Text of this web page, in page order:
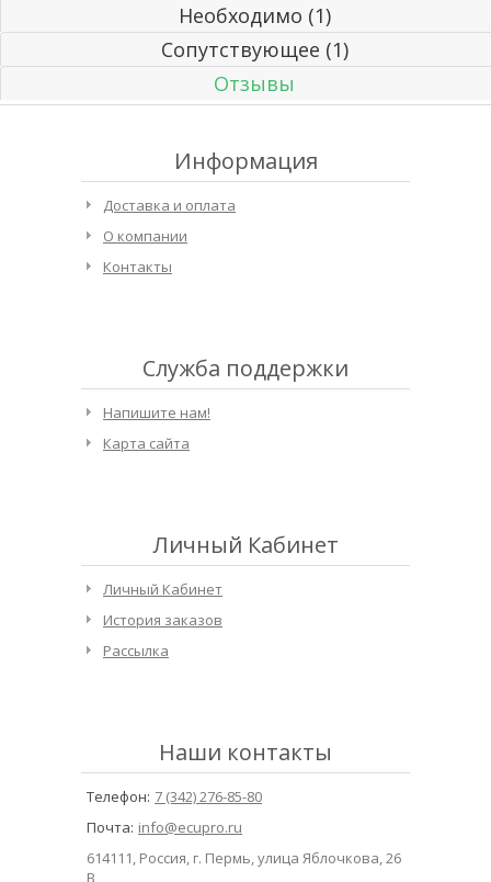
Необходимо (1)
Сопутствующее (1)
Отзывы
Информация
Доставка и оплата
О компании
Контакты
Служба поддержки
Напишите нам!
Карта сайта
Личный Кабинет
Личный Кабинет
История заказов
Рассылка
Наши контакты
Телефон: 7 (342) 276-85-80
Почта: info@ecupro.ru
614111, Россия, г. Пермь, улица Яблочкова, 26
В